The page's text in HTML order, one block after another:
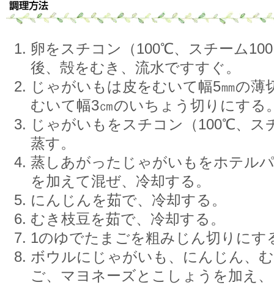
卵をスチコン（100℃、スチーム
後、殻をむき、流水ですすぐ。
じゃがいもは皮をむいて幅5㎜の薄
むいて幅3㎝のいちょう切りにする
じゃがいもをスチコン（100℃、ス
蒸す。
蒸しあがったじゃがいもをホテル
を加えて混ぜ、冷却する。
にんじんを茹で、冷却する。
むき枝豆を茹で、冷却する。
1のゆでたまごを粗みじん切りにす
ボウルにじゃがいも、にんじん、
ご、マヨネーズとこしょうを加え、